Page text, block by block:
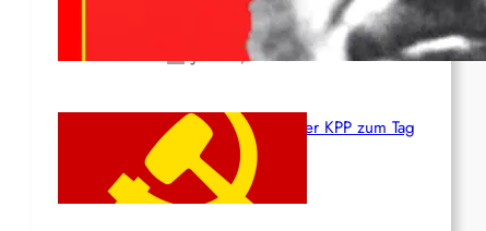
Juni 19, 2026
Beschluss des ZK der KPP zum Tag
des Heldentums
Juni 19, 2026